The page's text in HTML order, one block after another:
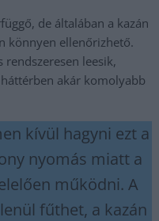
de általában a kazán
könnyen ellenőrizhető.
rendszeresen leesik,
akár komolyabb
kívül hagyni ezt a
nyomás miatt a
működni. A
fűthet, a kazán